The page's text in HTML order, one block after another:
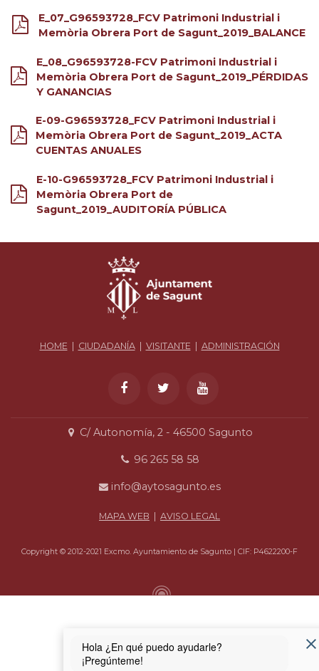
E_07_G96593728_FCV Patrimoni Industrial i
Memòria Obrera Port de Sagunt_2019_BALANCE
E_08_G96593728-FCV Patrimoni Industrial i
Memòria Obrera Port de Sagunt_2019_PÉRDIDAS
Y GANANCIAS
E-09-G96593728_FCV Patrimoni Industrial i
Memòria Obrera Port de Sagunt_2019_ACTA
CUENTAS ANUALES
E-10-G96593728_FCV Patrimoni Industrial i
Memòria Obrera Port de
Sagunt_2019_AUDITORÍA PÚBLICA
HOME CIUDADANÍA| VISITANTE ADMINISTRACIÓN
C/ Autonomía, 2 - 46500 Sagunto
96 265 58 58
info@aytosagunto.es
MAPA WEB | AVISO LEGAL
Copyright © 2012-2021 Excmo. Ayuntamiento de Sagunto | CIF: P4622200-F